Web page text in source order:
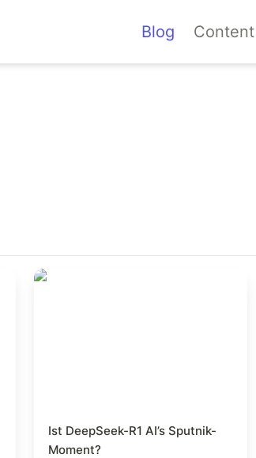
Blog Content
Ist DeepSeek-R1 AI’s
Ist DeepSeek-R1 AI’s Sputnik-
Moment?